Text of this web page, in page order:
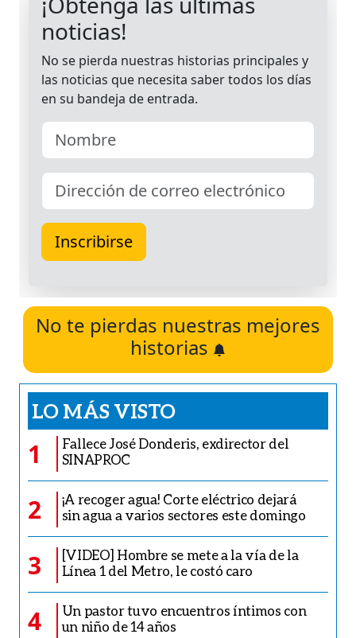
No te pierdas nuestras mejores
historias
LO MÁS VISTO
1
Fallece José Donderis, exdirector del
SINAPROC
2
¡A recoger agua! Corte eléctrico dejará
sin agua a varios sectores este domingo
3
[VIDEO] Hombre se mete a la vía de la
Línea 1 del Metro, le costó caro
4
Un pastor tuvo encuentros íntimos con
un niño de 14 años